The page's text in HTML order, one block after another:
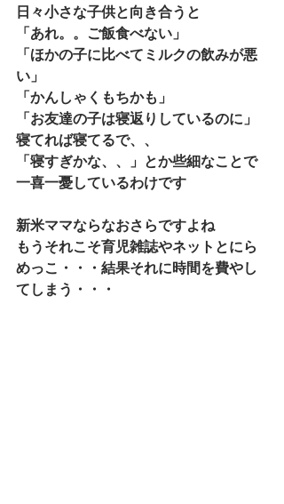
日々小さな子供と向き合うと
「あれ。。ご飯食べない」
「ほかの子に比べてミルクの飲みが悪
い」
「かんしゃくもちかも」
「お友達の子は寝返りしているのに」
寝てれば寝てるで、、
「寝すぎかな、、」とか些細なことで
一喜一憂しているわけです
新米ママならなおさらですよね
もうそれこそ育児雑誌やネットとにら
めっこ・・・結果それに時間を費やし
てしまう・・・